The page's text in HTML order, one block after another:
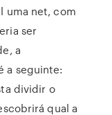
uma net, com
ser
a
a seguinte:
dividir o
qual a